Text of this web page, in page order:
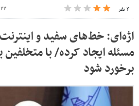
۴ نفر ۲۲ اردیبهشت ۱۴۰۵ - ۱۱:۲۵
اژه‌ای: خط‌های سفید و
مسئله ایجاد کرده/ با
برخورد شود